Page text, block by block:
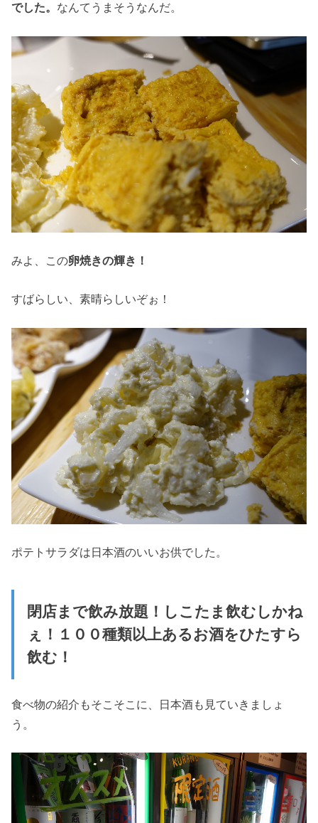
でした。 なんてうまそうなんだ。
みよ、この卵焼きの輝き！
すばらしい、素晴らしいぞぉ！
ポテトサラダは日本酒のいいお供でした。
閉店まで飲み放題！しこたま飲むしかね
ぇ！１００種類以上あるお酒をひたすら
飲む！
食べ物の紹介もそこそこに、日本酒も見ていきましょ
う。